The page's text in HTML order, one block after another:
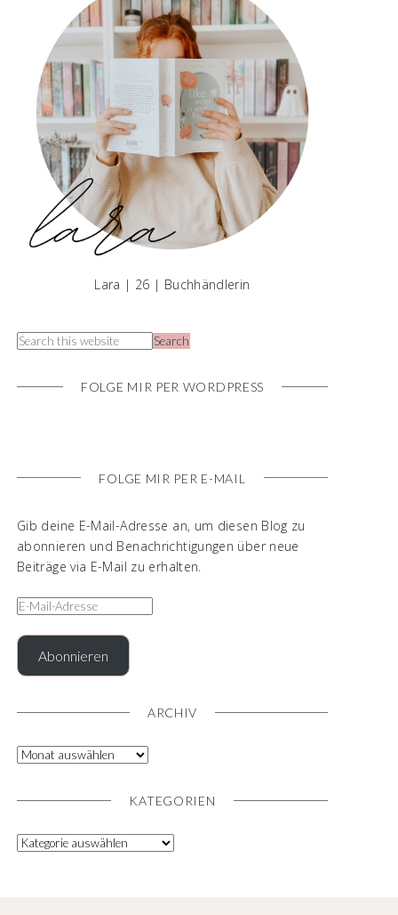
Lara | 26 | Buchhändlerin
FOLGE MIR PER WORDPRESS
FOLGE MIR PER E-MAIL
Gib deine E-Mail-Adresse an, um diesen Blog zu
abonnieren und Benachrichtigungen über neue
Beiträge via E-Mail zu erhalten.
Abonnieren
ARCHIV
KATEGORIEN